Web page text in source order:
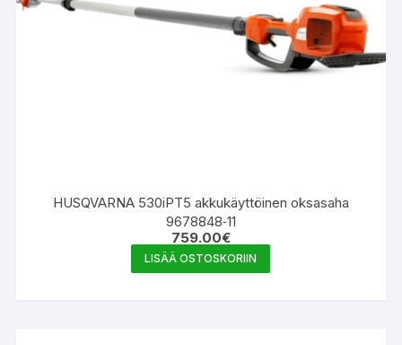
HUSQVARNA 530iPT5 akkukäyttöinen oksasaha
9678848‑11
759.00€
LISÄÄ OSTOSKORIIN